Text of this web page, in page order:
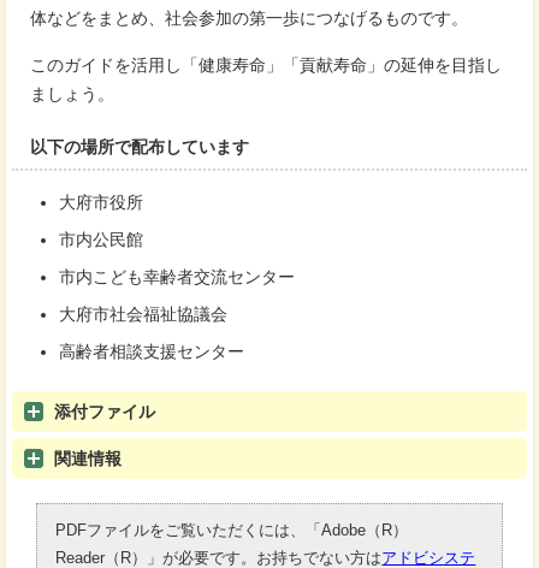
体などをまとめ、社会参加の第一歩につなげるものです。
このガイドを活用し「健康寿命」「貢献寿命」の延伸を目指し
ましょう。
以下の場所で配布しています
大府市役所
市内公民館
市内こども幸齢者交流センター
大府市社会福祉協議会
高齢者相談支援センター
添付ファイル
関連情報
PDFファイルをご覧いただくには、「Adobe（R）
Reader（R）」が必要です。お持ちでない方はアドビシステ